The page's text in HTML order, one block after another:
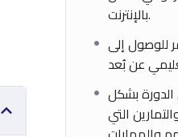
بالإنترنت.
للوصول إلى
الدورة بشكل
التي